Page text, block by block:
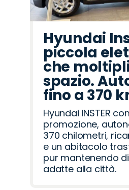
Hyundai
piccola
che
spazio.
fino a 370
Hyundai INSTER
promozione,
370 chilometri,
e un abitacolo
pur mantenendo
adatte alla città.